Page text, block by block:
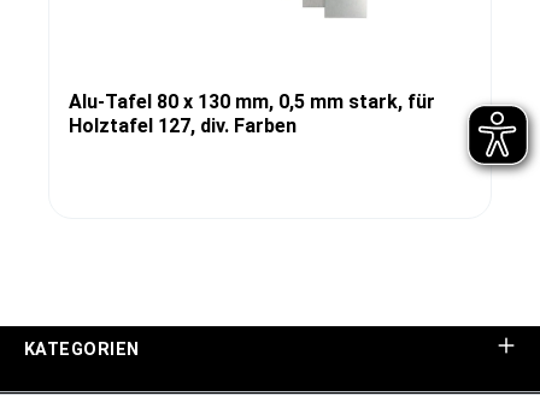
Alu-Tafel 80 x 130 mm, 0,5 mm stark, für
Holztafel 127, div. Farben
KATEGORIEN